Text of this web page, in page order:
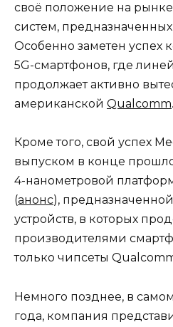
своё положение на
систем,
Особенно заметен успех
5G-смартфонов, где
продолжает активно
американской Qualcomm.
Кроме того, свой успех
выпуском в конце
4-нанометровой
(анонс),
устройств, в которых
производителями
только чипсеты
Немного позднее, в
года, компания